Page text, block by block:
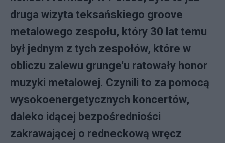
druga wizyta teksańskiego groove
metalowego zespołu, który 30 lat temu
był jednym z tych zespołów, które w
obliczu zalewu grunge'u ratowały honor
muzyki metalowej. Czynili to za pomocą
wysokoenergetycznych koncertów,
daleko idącej bezpośredniości
zakrawającej o redneckową wręcz